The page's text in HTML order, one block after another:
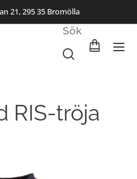
21, 295 35 Bromölla
Sök
RIS-tröja